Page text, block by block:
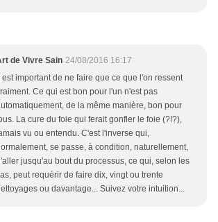
de Vivre Sain 24/08/2016 16:17
Il est important de ne faire que ce que l'on ressent
Ce qui est bon pour l'un n'est pas
de la même manière, bon pour
La cure du foie qui ferait gonfler le foie (?!?),
vu ou entendu. C'est l'inverse qui,
se passe, à condition, naturellement,
jusqu'au bout du processus, ce qui, selon les
peut requérir de faire dix, vingt ou trente
ou davantage... Suivez votre intuition...